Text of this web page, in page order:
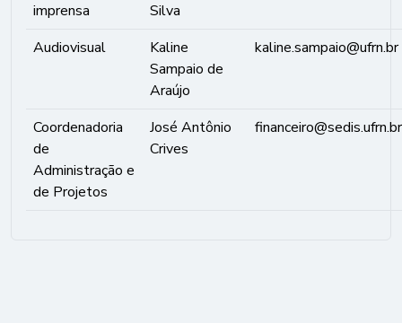
imprensa
Silva
Audiovisual
Kaline
Sampaio de
Araújo
kaline.sampaio@ufrn.br
Coordenadoria
de
Administração e
de Projetos
José Antônio
Crives
financeiro@sedis.ufrn.br